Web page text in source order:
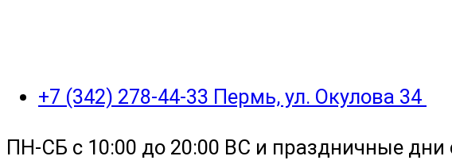
+7 (342) 278-44-33 Пермь, ул. Окулова 34
ПН-СБ с 10:00 до 20:00 ВС и праздничные дни